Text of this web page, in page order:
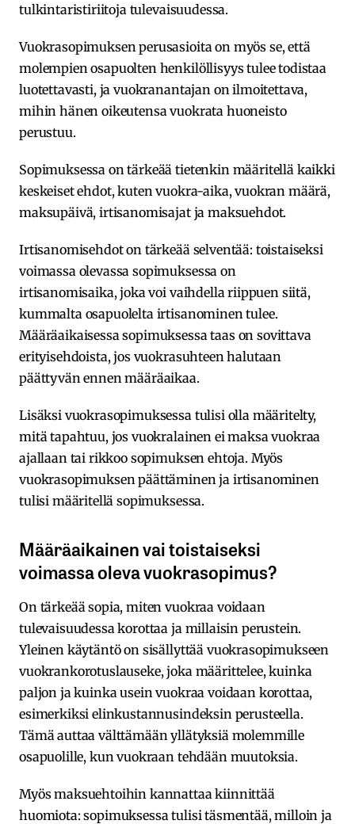
tulkintaristiriitoja tulevaisuudessa.
Vuokrasopimuksen perusasioita on myös se, että
molempien osapuolten henkilöllisyys tulee todistaa
luotettavasti, ja vuokranantajan on ilmoitettava,
mihin hänen oikeutensa vuokrata huoneisto
perustuu.
Sopimuksessa on tärkeää tietenkin määritellä kaikki
keskeiset ehdot, kuten vuokra-aika, vuokran määrä,
maksupäivä, irtisanomisajat ja maksuehdot.
Irtisanomisehdot on tärkeää selventää: toistaiseksi
voimassa olevassa sopimuksessa on
irtisanomisaika, joka voi vaihdella riippuen siitä,
kummalta osapuolelta irtisanominen tulee.
Määräaikaisessa sopimuksessa taas on sovittava
erityisehdoista, jos vuokrasuhteen halutaan
päättyvän ennen määräaikaa.
Lisäksi vuokrasopimuksessa tulisi olla määritelty,
mitä tapahtuu, jos vuokralainen ei maksa vuokraa
ajallaan tai rikkoo sopimuksen ehtoja. Myös
vuokrasopimuksen päättäminen ja irtisanominen
tulisi määritellä sopimuksessa.
Määräaikainen vai toistaiseksi
voimassa oleva vuokrasopimus?
On tärkeää sopia, miten vuokraa voidaan
tulevaisuudessa korottaa ja millaisin perustein.
Yleinen käytäntö on sisällyttää vuokrasopimukseen
vuokrankorotuslauseke, joka määrittelee, kuinka
paljon ja kuinka usein vuokraa voidaan korottaa,
esimerkiksi elinkustannusindeksin perusteella.
Tämä auttaa välttämään yllätyksiä molemmille
osapuolille, kun vuokraan tehdään muutoksia.
Myös maksuehtoihin kannattaa kiinnittää
huomiota: sopimuksessa tulisi täsmentää, milloin ja